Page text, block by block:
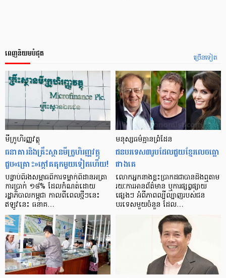
ច្រើនទៀត
ពេញនិយមបំផុត
មីក្រូ​ហិរញ្ញវត្ថុ
ធនាគារ​និង​គ្រឹះស្ថាន​មីក្រូ​ហិរញ្ញវត្ថុ​
ជួប«គ្រោះ»ក្តៅ​គគុក​មួយ​ទៀត​ហើយ!
បន្ទាប់​ពី​រង​សម្ពាធ​​ពី​ការ​ទម្លាក់​ពិដាន​អត្រា​
ការ​ប្រាក់ ១៨​% ដែល​កំណត់​ដោយ​
រដ្ឋាភិបាល​កម្ពុជា កាល​ពី​ពេល​ថ្មីៗ​នេះ
ឥឡូវ​នេះ ធនាគ…
មនុស្ស​ធម៌​គ្មាន​ព្រំដែន
ជន​បរទេស​៣​រូប​ដែល​ជួយ​ខ្មែរ​លេច​ធ្លោ​
ជាង​គេ
លោកអ្នក​នាង​ខ្លះ​ប្រាកដ​ជា​បាន​​ដឹង​ឮ​តាម​
រយៈ​ការ​អាន​ព័ត៌មាន ឬ​ការ​ផ្សព្វផ្សាយ​
ផ្សេងៗ អំពី​ភាព​ល្បីល្បាញ​របស់​ជន​
បរទេស​មួយ​ចំនួន ដែល…